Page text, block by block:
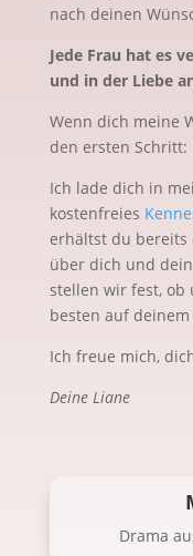
nach deinen
Jede Frau hat es
und in der Liebe
Wenn dich meine
den ersten Schritt:
Ich lade dich in
kostenfreies
erhältst du bereits
über dich und
stellen wir fest, ob
besten auf
Ich freue mich,
Deine Liane
Drama